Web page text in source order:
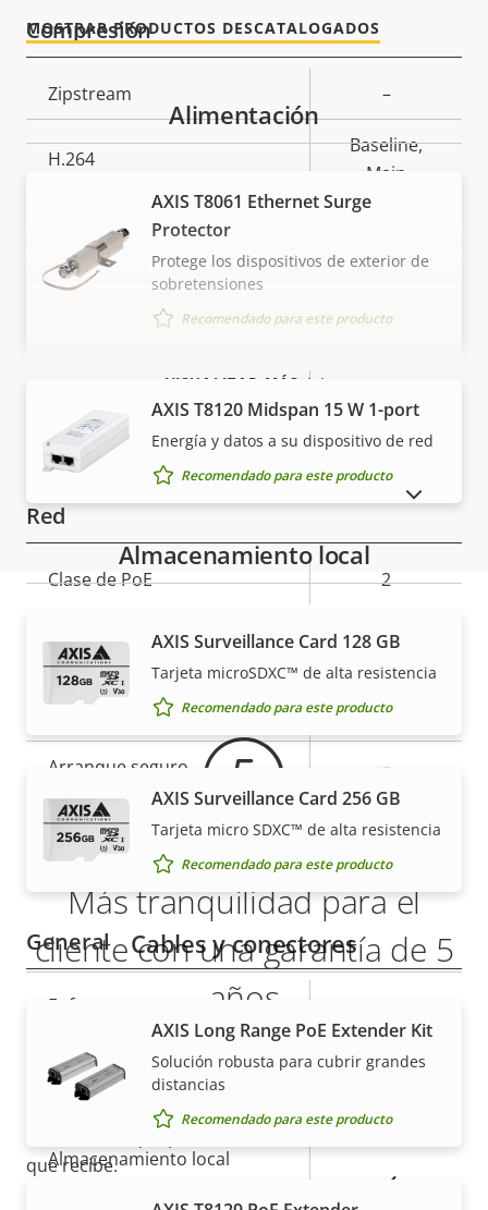
Compresión
Descripción
de
propiedad
la
propiedad
Zipstream –
H.264
Baseline,
Main
AV1
propiedad
la
propiedad
Micrófono integrado –
Red
Descripción
propiedad
Valor de
propiedad
Clase de PoE 2
Seguridad
de
propiedad
Valor de
la
propiedad
Sistema operativo firmado –
Arranque seguro –
Secure keystore -
Axis Edge Vault –
General
Descripción
propiedad
Valor de
la
propiedad
Enfoque remoto
Zoom remoto –
Infrarrojos integrados
Almacenamiento local
MOSTRAR PRODUCTOS DESCATALOGADOS
VISUALIZAR MÁS
Alimentación
AXIS T8061 Ethernet Surge
Protector
Protege los dispositivos de exterior de
sobretensiones
Recomendado para este producto
AXIS T8120 Midspan 15 W 1-port
Energía y datos a su dispositivo de red
Recomendado para este producto
Almacenamiento local
AXIS Surveillance Card 128 GB
Tarjeta microSDXC™ de alta resistencia
Recomendado para este producto
AXIS Surveillance Card 256 GB
Tarjeta micro SDXC™ de alta resistencia
Recomendado para este producto
Cables y conectores
AXIS Long Range PoE Extender Kit
Solución robusta para cubrir grandes
distancias
Recomendado para este producto
Garantía
Más tranquilidad para el
cliente con una garantía de 5
años
Nuestra nueva garantía de 5 años brinda a nuestros
clientes años de uso sin preocupaciones y un
control de los costes. Y no hay sorpresas ocultas en
que recibe.